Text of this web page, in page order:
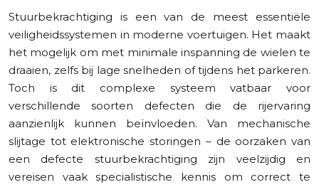
Stuurbekrachtiging is een van de meest essentiële
veiligheidssystemen in moderne voertuigen. Het maakt
het mogelijk om met minimale inspanning de wielen te
draaien, zelfs bij lage snelheden of tijdens het parkeren.
Toch is dit complexe systeem vatbaar voor
verschillende soorten defecten die de rijervaring
aanzienlijk kunnen beïnvloeden. Van mechanische
slijtage tot elektronische storingen – de oorzaken van
een defecte stuurbekrachtiging zijn veelzijdig en
vereisen vaak specialistische kennis om correct te